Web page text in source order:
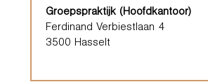
Groepspraktijk (Hoofdkantoor)
Ferdinand Verbiestlaan 4
3500 Hasselt